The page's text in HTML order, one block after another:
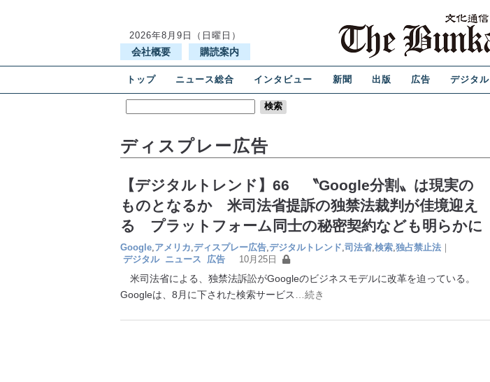
2026年8月9日（日曜日）
会社概要 購読案内
トップ ニュース総合 インタビュー 新聞 出版 広告 デジタル
ディスプレー広告
【デジタルトレンド】66 〝Google分割〟は現実の
ものとなるか 米司法省提訴の独禁法裁判が佳境迎え
る プラットフォーム同士の秘密契約なども明らかに
Google,アメリカ,ディスプレー広告,デジタルトレンド,司法省,検索,独占禁止法 ｜
デジタル ニュース 広告 10月25日
米司法省による、独禁法訴訟がGoogleのビジネスモデルに改革を迫っている。
Googleは、8月に下された検索サービス
…続き